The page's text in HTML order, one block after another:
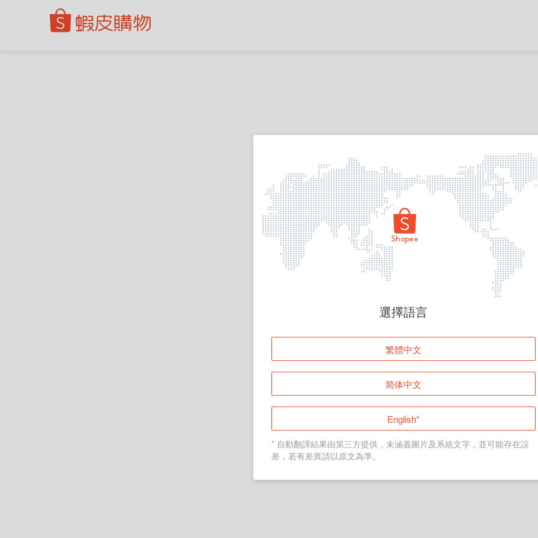
頁面無法顯示
登入
返回首頁
選擇語言
繁體中文
简体中文
English*
* 自動翻譯結果由第三方提供，未涵蓋圖片及系統文字，並可能存在誤
差，若有差異請以原文為準。